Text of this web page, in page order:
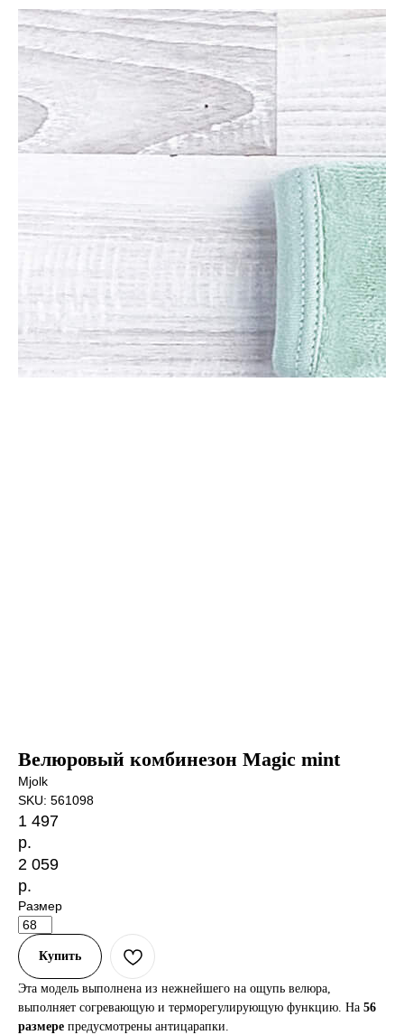
Велюровый комбинезон Magic mint
Mjolk
SKU: 561098
1 497
р.
2 059
р.
Размер
Купить
Эта модель выполнена из нежнейшего на ощупь велюра,
выполняет согревающую и терморегулирующую функцию. На 56
размере предусмотрены антицарапки.